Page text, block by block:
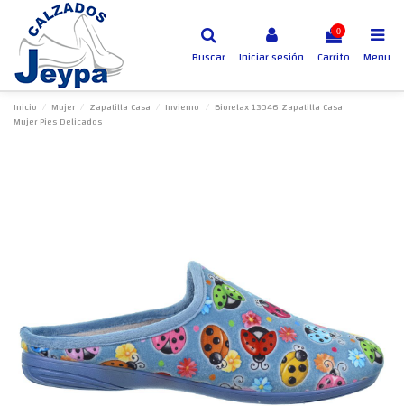
Buscar Iniciar sesión
0
Carrito Menu
Inicio Mujer Zapatilla Casa Invierno
Biorelax 13046 Zapatilla Casa
Mujer Pies Delicados